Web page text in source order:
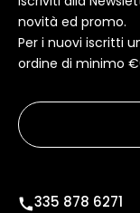
novità ed promo.
Per i nuovi iscritti
ordine di minimo
335 878 6271